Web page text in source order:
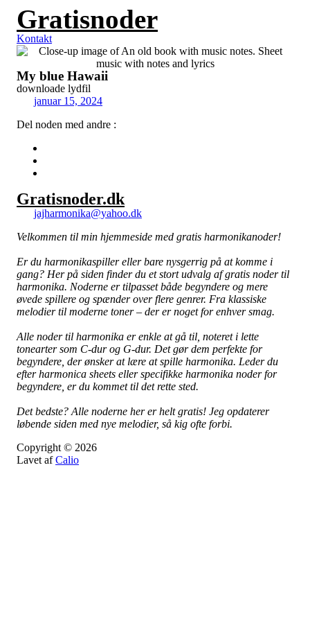
Videre
indhold
Gratisnoder
Kontakt
My blue Hawaii
downloade lydfil
januar 15, 2024
Del noden med andre :
Gratisnoder.dk
jajharmonika@yahoo.dk
Velkommen til min hjemmeside med gratis harmonikanoder!
Er du harmonikaspiller eller bare nysgerrig på at komme i
gang? Her på siden finder du et stort udvalg af gratis noder til
harmonika. Noderne er tilpasset både begyndere og mere
øvede spillere og spænder over flere genrer. Fra klassiske
melodier til moderne toner – der er noget for enhver smag.
Alle noder til harmonika er enkle at gå til, noteret i lette
tonearter som C-dur og G-dur. Det gør dem perfekte for
begyndere, der ønsker at lære at spille harmonika. Leder du
efter harmonica sheets eller specifikke harmonika noder for
begyndere, er du kommet til det rette sted.
Det bedste? Alle noderne her er helt gratis! Jeg opdaterer
løbende siden med nye melodier, så kig ofte forbi.
Copyright © 2026
Lavet afCalio